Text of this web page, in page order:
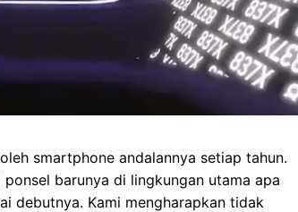
smartphone andalannya setiap tahun.
barunya di lingkungan utama apa
debutnya. Kami mengharapkan tidak